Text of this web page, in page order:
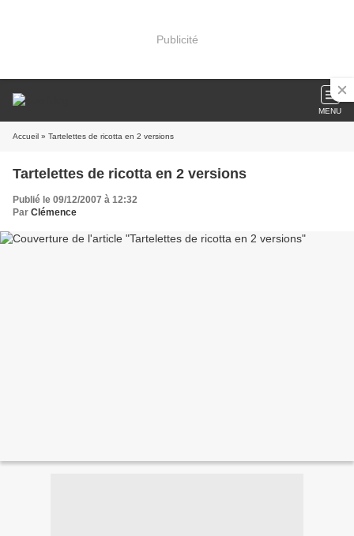
Publicité
MENU
Accueil » Tartelettes de ricotta en 2 versions
Tartelettes de ricotta en 2 versions
Publié le 09/12/2007 à 12:32
Par Clémence